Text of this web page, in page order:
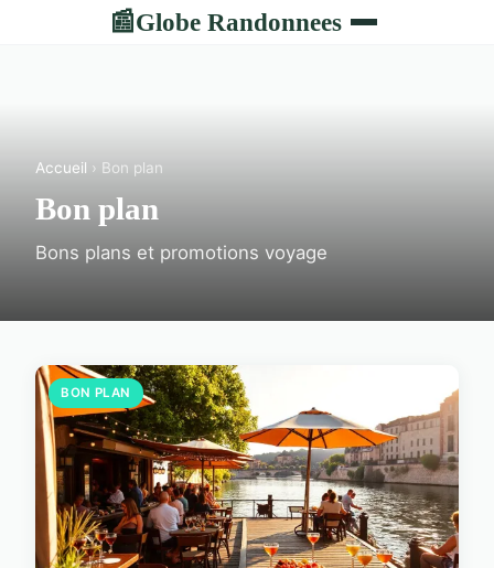
📰Globe Randonnees
Accueil › Bon plan
Bon plan
Bons plans et promotions voyage
BON PLAN